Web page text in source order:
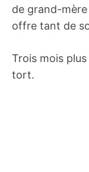
de grand-
offre tant de
Trois mois plus
tort.